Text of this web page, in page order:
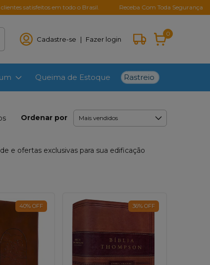
em todo o Brasil. Receba Com Toda Segurança
Cadastre-se | Fazer login
0
Queima de Estoque Rastreio
Ordenar por
e ofertas exclusivas para sua edificação
40% OFF 36% OFF